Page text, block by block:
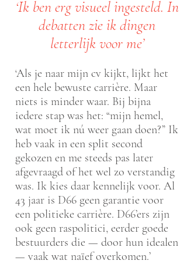
‘Ik ben erg visueel ingesteld. In
debatten zie ik dingen
letterlijk voor me’
‘Als je naar mijn cv kijkt, lijkt het
een hele bewuste carrière. Maar
niets is minder waar. Bij bijna
iedere stap was het: “mijn hemel,
wat moet ik nú weer gaan doen?” Ik
heb vaak in een split second
gekozen en me steeds pas later
afgevraagd of het wel zo verstandig
was. Ik kies daar kennelijk voor. Al
43 jaar is D66 geen garantie voor
een politieke carrière. D66’ers zijn
ook geen raspolitici, eerder goede
bestuurders die — door hun idealen
— vaak wat naïef overkomen.’